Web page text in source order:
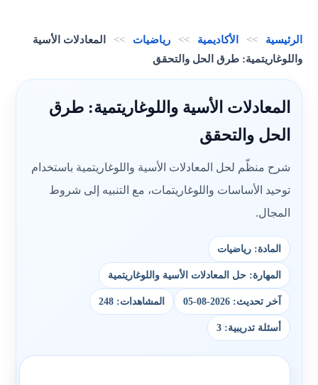
الرئيسية >> الأكاديمية >> رياضيات >>
المعادلات الأسية
واللوغاريتمية: طرق الحل والتحقق
المعادلات الأسية واللوغاريتمية: طرق
الحل والتحقق
شرح منظّم لحل المعادلات الأسية واللوغاريتمية باستخدام
توحيد الأساسات واللوغاريتمات، مع التنبيه إلى شروط
المجال.
المادة: رياضيات
المهارة: حل المعادلات الأسية واللوغاريتمية
آخر تحديث: 2026-08-05 المشاهدات: 248
أسئلة تدريبية: 3